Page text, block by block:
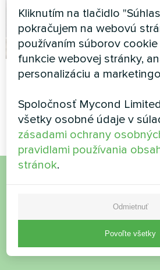
Továreň
Modulárne tepelné čerpadlo
série MCU
otázky?
Kontaktujte nás a my vám
Kliknutím na tlačidlo
pokračujem na webovú
používaním súborov
funkcie webovej stránky,
personalizáciu a
Spoločnosť Mycond
všetky osobné údaje v
zásadami ochrany
pravidlami používania
stránok.
Odmietnuť
Povoľte všetky